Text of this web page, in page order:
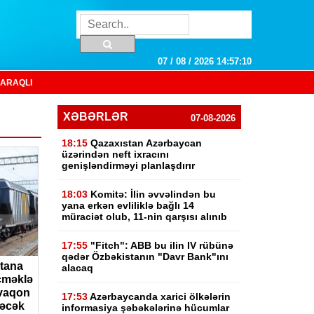
07 / 08 / 2026 14:57:11
XƏBƏRLƏR 07-08-2026
18:15 Qazaxıstan Azərbaycan
üzərindən neft ixracını
genişləndirməyi planlaşdırır
18:03 Komitə: İlin əvvəlindən bu
yana erkən evliliklə bağlı 14
müraciət olub, 11-nin qarşısı alınıb
17:55 "Fitch": ABB bu ilin IV rübünə
qədər Özbəkistanın "Davr Bank"ını
alacaq
17:53 Azərbaycanda xarici ölkələrin
informasiya şəbəkələrinə hücumlar